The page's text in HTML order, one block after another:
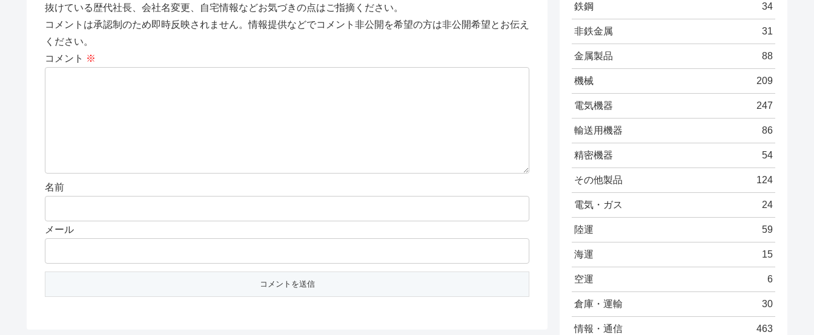
抜けている歴代社長、会社名変更、自宅情報などお気づきの点はご指摘ください。
コメントは承認制のため即時反映されません。情報提供などでコメント非公開を希望の方は非公開希望とお伝え
ください。
コメント ※
名前
メール
鉄鋼 34
非鉄金属 31
金属製品 88
機械 209
電気機器 247
輸送用機器 86
精密機器 54
その他製品 124
電気・ガス 24
陸運 59
海運 15
空運 6
倉庫・運輸 30
情報・通信 463